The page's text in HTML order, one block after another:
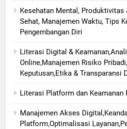
Kesehatan Mental, Produktivitas
Sehat, Manajemen Waktu, Tips
Pengembangan Diri
Literasi Digital &
Online,Manajemen Risiko
Keputusan,Etika & Transparansi
Literasi Platform dan Keamanan
Manajemen Akses
Platform,Optimalisasi